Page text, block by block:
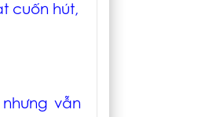
cuốn hút,
vẫn